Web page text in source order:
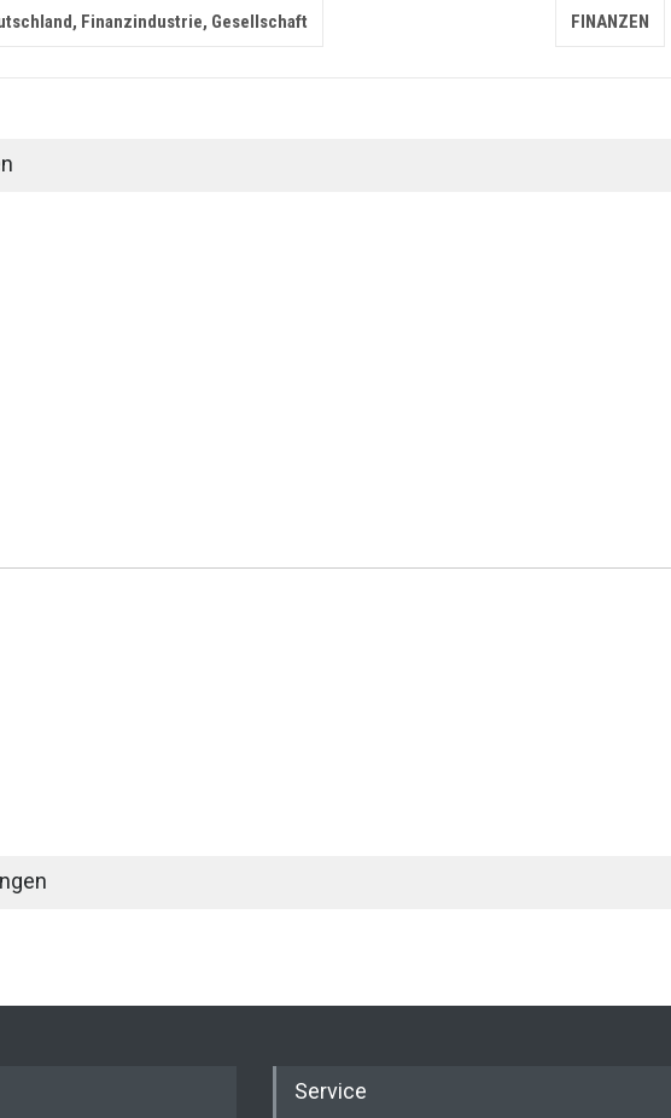
Finanzindustrie, Gesellschaft FINANZEN
Service